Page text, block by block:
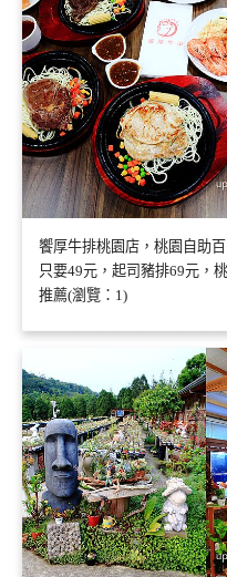
饗厚牛排桃園店，桃園自助
只要49元，起司豬排69元，
推薦(瀏覽：1)